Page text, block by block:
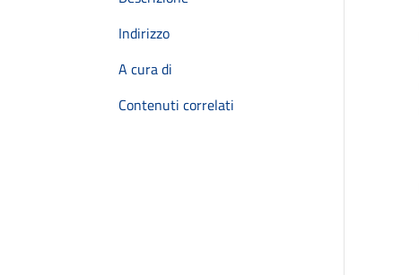
Indirizzo
A cura di
Contenuti correlati